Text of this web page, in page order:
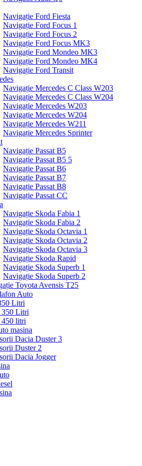
Navigație Ford Fiesta
Navigație Ford Focus 1
Navigație Ford Focus 2
Navigație Ford Focus MK3
Navigație Ford Mondeo MK3
Navigație Ford Mondeo MK4
Navigație Ford Transit
Navigație Mercedes C Class W203
Navigație Mercedes C Class W204
Navigație Mercedes W203
Navigație Mercedes W204
Navigație Mercedes W211
Navigație Mercedes Sprinter
Navigație Passat B5
Navigație Passat B5 5
Navigație Passat B6
Navigație Passat B7
Navigație Passat B8
Navigație Passat CC
Navigație Skoda Fabia 1
Navigație Skoda Fabia 2
Navigație Skoda Octavia 1
Navigație Skoda Octavia 2
Navigație Skoda Octavia 3
Navigație Skoda Rapid
Navigație Skoda Superb 1
Navigație Skoda Superb 2
Toyota Avensis T25
Auto
Litri
350 Litri
450 litri
masina
Dacia Duster 3
Duster 2
Dacia Jogger